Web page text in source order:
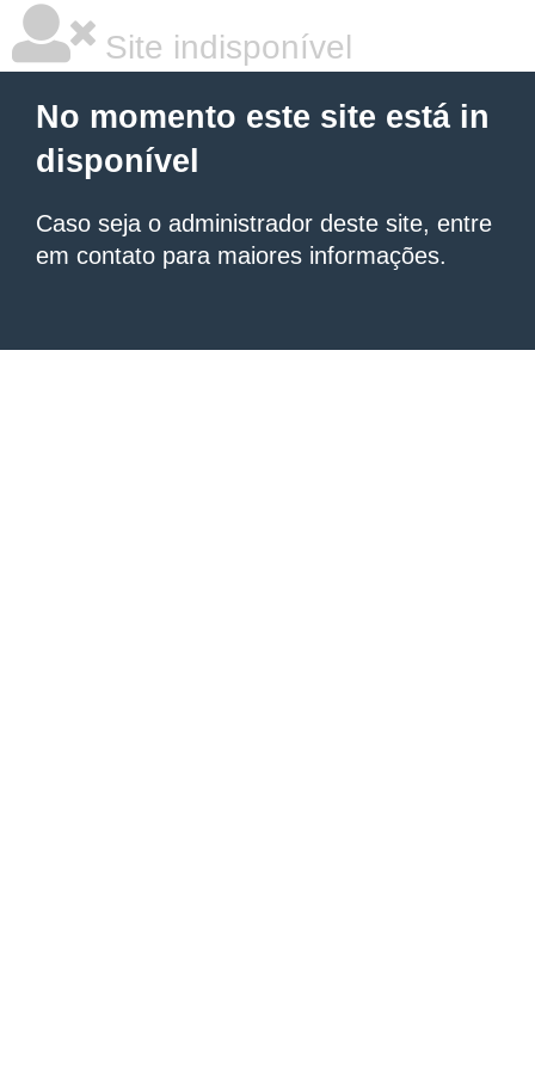
Site indisponível
No momento este site está in
disponível
Caso seja o administrador deste site, entre
em contato para maiores informações.